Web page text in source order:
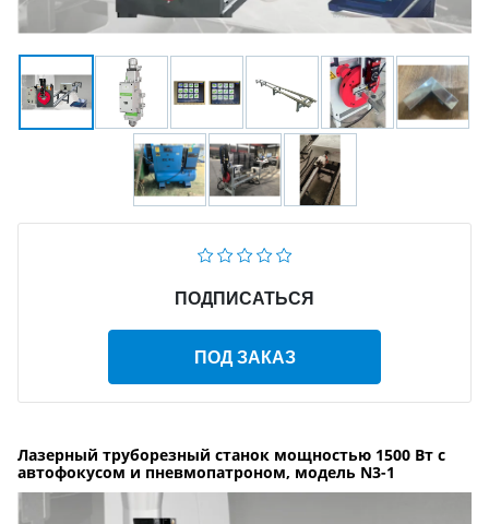
ПОДПИСАТЬСЯ
ПОД ЗАКАЗ
Лазерный труборезный станок мощностью 1500 Вт с
автофокусом и пневмопатроном, модель N3-1